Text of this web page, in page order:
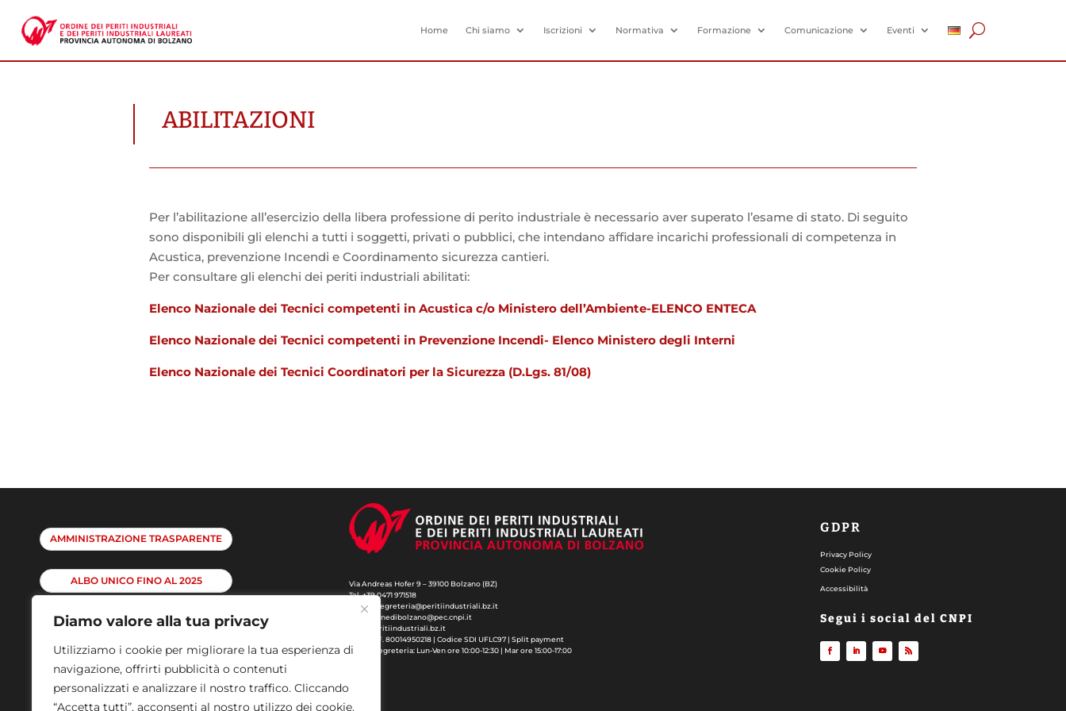
Diamo valore alla tua privacy
Utilizziamo i cookie per migliorare la tua esperienza di
navigazione, offrirti pubblicità o contenuti
personalizzati e analizzare il nostro traffico. Cliccando
“Accetta tutti”, acconsenti al nostro utilizzo dei cookie.
Home Chi siamo Iscrizioni Normativa Formazione Comunicazione Eventi
ABILITAZIONI
Per l’abilitazione all’esercizio della libera professione di perito industriale è necessario aver superato l’esame di stato. Di seguito
sono disponibili gli elenchi a tutti i soggetti, privati o pubblici, che intendano affidare incarichi professionali di competenza in
Acustica, prevenzione Incendi e Coordinamento sicurezza cantieri.
Per consultare gli elenchi dei periti industriali abilitati:
Elenco Nazionale dei Tecnici competenti in Acustica c/o Ministero dell’Ambiente-ELENCO ENTECA
Elenco Nazionale dei Tecnici competenti in Prevenzione Incendi- Elenco Ministero degli Interni
Elenco Nazionale dei Tecnici Coordinatori per la Sicurezza (D.Lgs. 81/08)
AMMINISTRAZIONE TRASPARENTE
ALBO UNICO FINO AL 2025
ALBO UNICO DAL 2026
Via Andreas Hofer 9 – 39100 Bolzano (BZ)
Tel. +39 0471 971518
e-mail: segreteria@peritiindustriali.bz.it
pec: ordinedibolzano@pec.cnpi.it
www.peritiindustriali.bz.it
P.IVA/C.F. 80014950218 | Codice SDI UFLC97 | Split payment
Orario segreteria: Lun-Ven ore 10:00-12:30 | Mar ore 15:00-17:00
GDPR
Privacy Policy
Cookie Policy
Accessibilità
Segui i social del CNPI